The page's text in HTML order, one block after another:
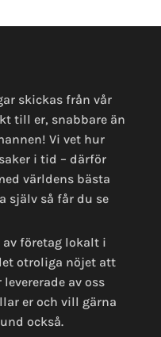
skickas från vår
till er, snabbare än
Vi vet hur
i tid – därför
världens bästa
själv så får du se
företag lokalt i
otroliga nöjet att
av oss
er och vill gärna
också.